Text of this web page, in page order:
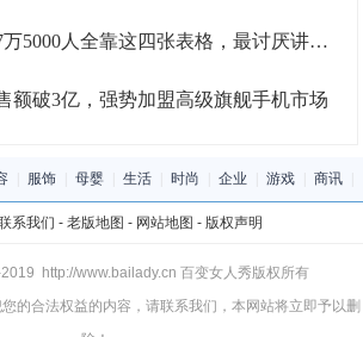
人全靠这四张表格，最讨厌讲的是心灵鸡汤
额破3亿，强势加盟高级旗舰手机市场
服饰 母婴 生活 时尚 企业 游戏 商讯
系我们 - 老版地图 - 网站地图 - 版权声明
http://www.bailady.cn 百变女人秀版权所有
的合法权益的内容，请联系我们，本网站将立即予以删